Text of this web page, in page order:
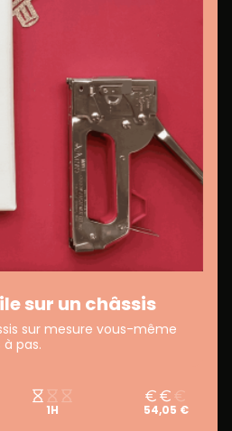
sur un châssis
sur mesure vous-même
pas.
1H 54,05 €